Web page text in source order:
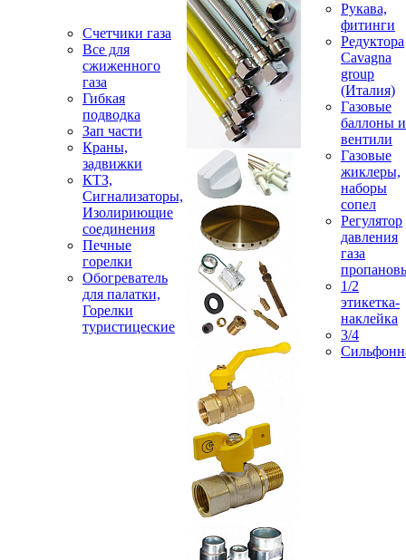
Счетчики газа
Все для
сжиженного
газа
Гибкая
подводка
Зап части
Краны,
задвижки
КТЗ,
Сигнализаторы,
Изолириющие
соединения
Печные
горелки
Обогреватель
для палатки,
Горелки
туристицеские
Рукава,
фитинги
Редуктора
Cavagna
group
(Италия)
Газовые
баллоны и
вентили
Газовые
жиклеры,
наборы
сопел
Регулятор
давления
газа
1/2
этикетка-
наклейка
3/4